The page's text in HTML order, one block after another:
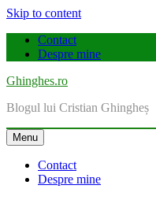
Skip to content
Contact
Despre mine
Ghinghes.ro
Blogul lui Cristian Ghingheș
Menu
Contact
Despre mine